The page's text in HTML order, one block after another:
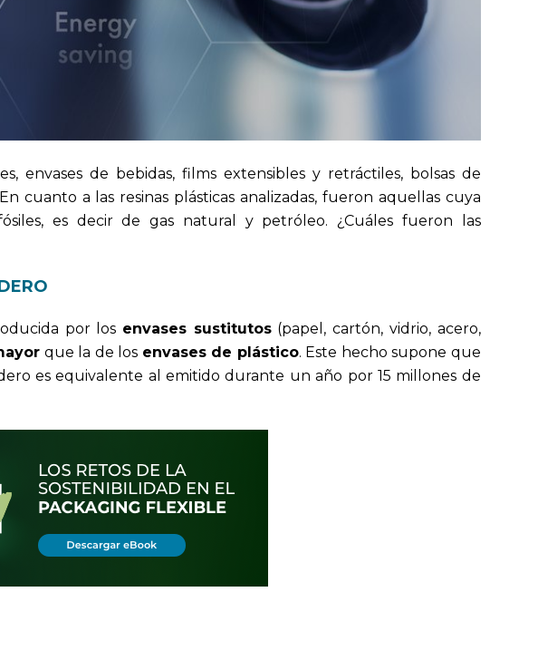
envases de bebidas, films extensibles y retráctiles, bolsas de
cuanto a las resinas plásticas analizadas, fueron aquellas cuya
es decir de gas natural y petróleo. ¿Cuáles fueron las
por los envases sustitutos(papel, cartón, vidrio, acero,
que la de los envases de plástico. Este hecho supone que
es equivalente al emitido durante un año por 15 millones de